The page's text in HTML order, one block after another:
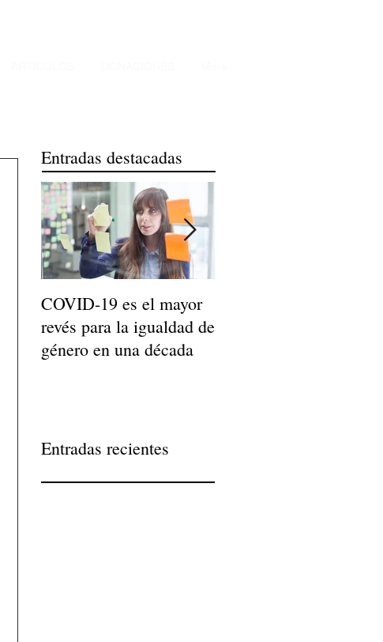
Entradas destacadas
COVID-19 es el mayor
revés para la igualdad de
género en una década
Entradas recientes